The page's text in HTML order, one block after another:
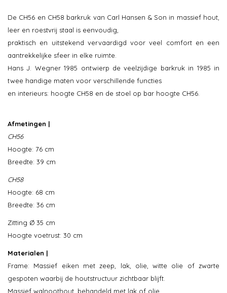
De CH56 en CH58 barkruk van Carl Hansen & Son in massief hout,
leer en roestvrij staal is eenvoudig,
praktisch en uitstekend vervaardigd voor veel comfort en een
aantrekkelijke sfeer in elke ruimte.
Hans J. Wegner 1985 ontwierp de veelzijdige barkruk in 1985 in
twee handige maten voor verschillende functies
en interieurs: hoogte CH58 en de stoel op bar hoogte CH56.
Afmetingen |
CH56
Hoogte: 76 cm
Breedte: 39 cm
CH58
Hoogte: 68 cm
Breedte: 36 cm
Zitting Ø 35 cm
Hoogte voetrust: 30 cm
Materialen |
Frame: Massief eiken met zeep, lak, olie, witte olie of zwarte
gespoten waarbij de houtstructuur zichtbaar blijft.
Massief walnoothout, behandeld met lak of olie.